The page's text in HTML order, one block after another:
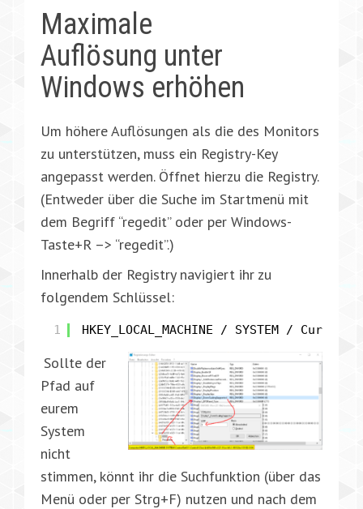
Maximale
Auflösung unter
Windows erhöhen
Um höhere Auflösungen als die des Monitors
zu unterstützen, muss ein Registry-Key
angepasst werden. Öffnet hierzu die Registry.
(Entweder über die Suche im Startmenü mit
dem Begriff “regedit” oder per Windows-
Taste+R –> “regedit”.)
Innerhalb der Registry navigiert ihr zu
folgendem Schlüssel:
1 HKEY_LOCAL_MACHINE / SYSTEM /
Sollte der
Pfad auf
eurem
System
nicht
stimmen, könnt ihr die Suchfunktion (über das
Menü oder per Strg+F) nutzen und nach dem